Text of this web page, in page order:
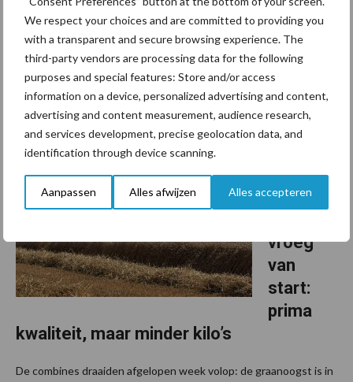
We respect your choices and are committed to providing you
with a transparent and secure browsing experience. The
third-party vendors are processing data for the following
purposes and special features: Store and/or access
information on a device, personalized advertising and content,
advertising and content measurement, audience research,
and services development, precise geolocation data, and
identification through device scanning.
Aanpassen Alles afwijzen Alles accepteren
Mestverwaarder Twence in Zenderen is officieel geregistreerd
als producent van RENURE-meststoffen. Daarmee kan het bedrijf
teruggewonnen stikstof uit varkensmest leveren als alternatief
voor kunstmest. De Europese erkenning van ...Lees meer
gst
uitzonde
vroeg
van
start:
prima
kwaliteit, maar minder kilo’s
20 juli 2026
De combines draaiden afgelopen week volop: de graanoogst is in